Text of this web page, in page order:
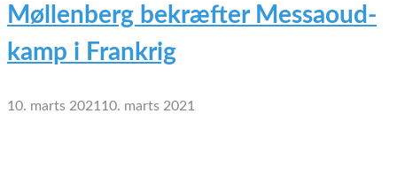
Møllenberg bekræfter Messaoud-
kamp i Frankrig
10. marts 2021 10. marts 2021